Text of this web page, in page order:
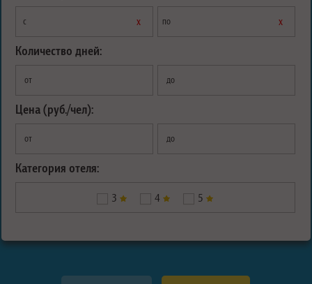
с х по х
Количество дней:
от до
Цена (руб./чел):
от до
Категория отеля:
3 4 5